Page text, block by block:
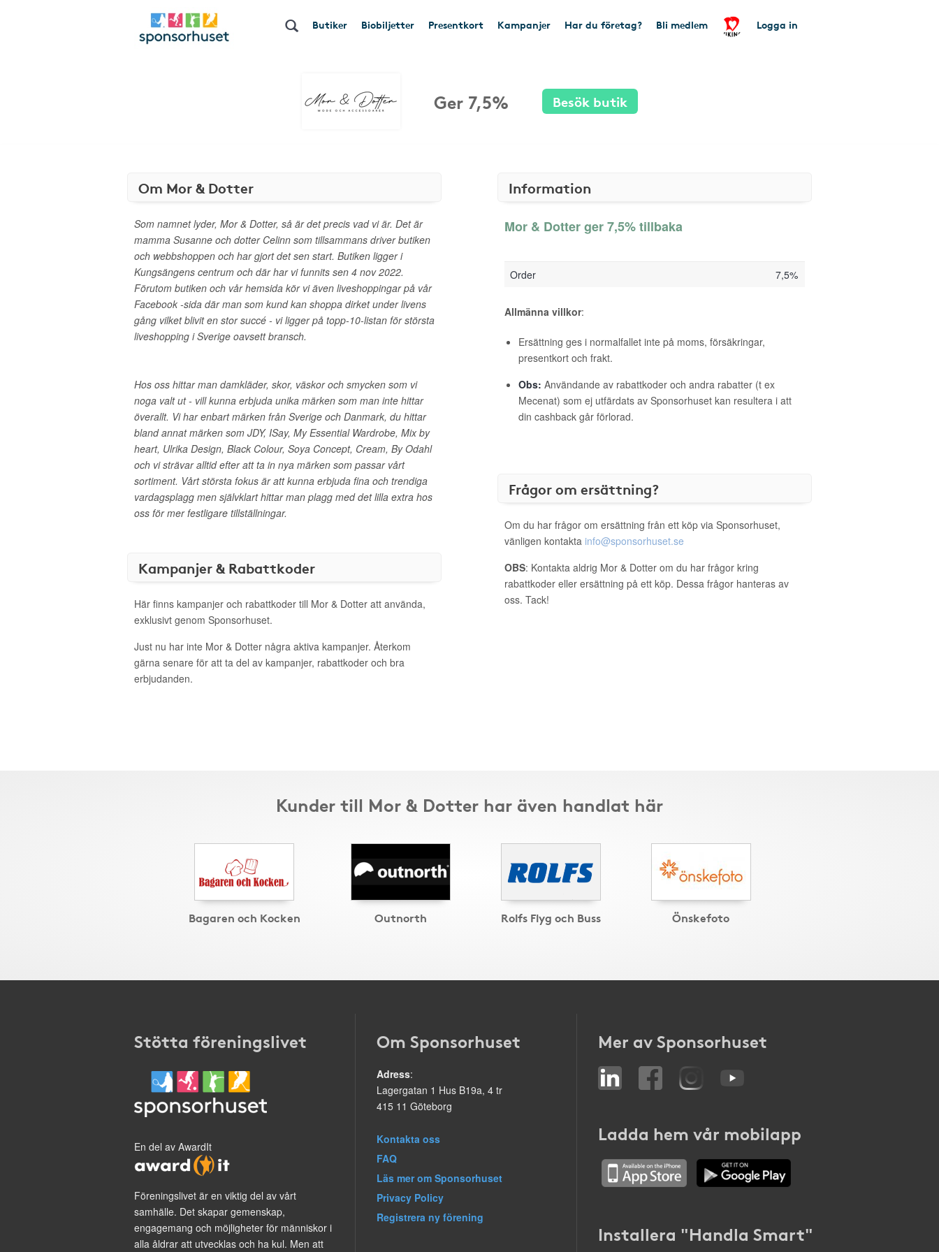
Butiker Biobiljetter Presentkort Kampanjer Har du företag? Bli medlem Logga in
Ger 7,5% Besök butik
Om Mor & Dotter
Som namnet lyder, Mor & Dotter, så är det precis vad vi är. Det är
mamma Susanne och dotter Celinn som tillsammans driver butiken
och webbshoppen och har gjort det sen start. Butiken ligger i
Kungsängens centrum och där har vi funnits sen 4 nov 2022.
Förutom butiken och vår hemsida kör vi även liveshoppingar på vår
Facebook -sida där man som kund kan shoppa dirket under livens
gång vilket blivit en stor succé - vi ligger på topp-10-listan för största
liveshopping i Sverige oavsett bransch.
Hos oss hittar man damkläder, skor, väskor och smycken som vi
noga valt ut - vill kunna erbjuda unika märken som man inte hittar
överallt. Vi har enbart märken från Sverige och Danmark, du hittar
bland annat märken som JDY, ISay, My Essential Wardrobe, Mix by
heart, Ulrika Design, Black Colour, Soya Concept, Cream, By Odahl
och vi strävar alltid efter att ta in nya märken som passar vårt
sortiment. Vårt största fokus är att kunna erbjuda fina och trendiga
vardagsplagg men självklart hittar man plagg med det lilla extra hos
oss för mer festligare tillställningar.
Kampanjer & Rabattkoder
Här finns kampanjer och rabattkoder till Mor & Dotter att använda,
exklusivt genom Sponsorhuset.
Just nu har inte Mor & Dotter några aktiva kampanjer. Återkom
gärna senare för att ta del av kampanjer, rabattkoder och bra
erbjudanden.
Information
Mor & Dotter ger 7,5% tillbaka
Order 7,5%
Allmänna villkor:
Ersättning ges i normalfallet inte på moms, försäkringar,
presentkort och frakt.
Obs: Användande av rabattkoder och andra rabatter (t ex
Mecenat) som ej utfärdats av Sponsorhuset kan resultera i att
din cashback går förlorad.
Frågor om ersättning?
Om du har frågor om ersättning från ett köp via Sponsorhuset,
vänligen kontakta info@sponsorhuset.se
OBS: Kontakta aldrig Mor & Dotter om du har frågor kring
rabattkoder eller ersättning på ett köp. Dessa frågor hanteras av
oss. Tack!
Kunder till Mor & Dotter har även handlat här
Bagaren och Kocken Outnorth Rolfs Flyg och Buss Önskefoto
Stötta föreningslivet
En del av AwardIt
Föreningslivet är en viktig del av vårt
samhälle. Det skapar gemenskap,
engagemang och möjligheter för människor i
alla åldrar att utvecklas och ha kul. Men att
Om Sponsorhuset
Adress:
Lagergatan 1 Hus B19a, 4 tr
415 11 Göteborg
Kontakta oss
FAQ
Läs mer om Sponsorhuset
Privacy Policy
Registrera ny förening
Mer av Sponsorhuset
Ladda hem vår mobilapp
Installera "Handla Smart"